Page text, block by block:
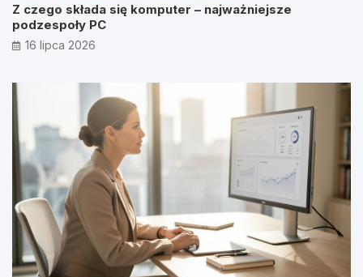
Z czego składa się komputer – najważniejsze
podzespoły PC
16 lipca 2026